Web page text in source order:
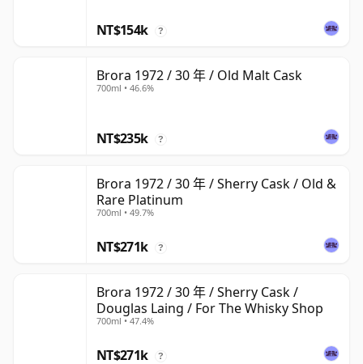
NT$154k ?
Brora 1972 / 30 年 / Old Malt Cask
700ml • 46.6%
NT$235k ?
Brora 1972 / 30 年 / Sherry Cask / Old &
Rare Platinum
700ml • 49.7%
NT$271k ?
Brora 1972 / 30 年 / Sherry Cask /
Douglas Laing / For The Whisky Shop
700ml • 47.4%
NT$271k ?